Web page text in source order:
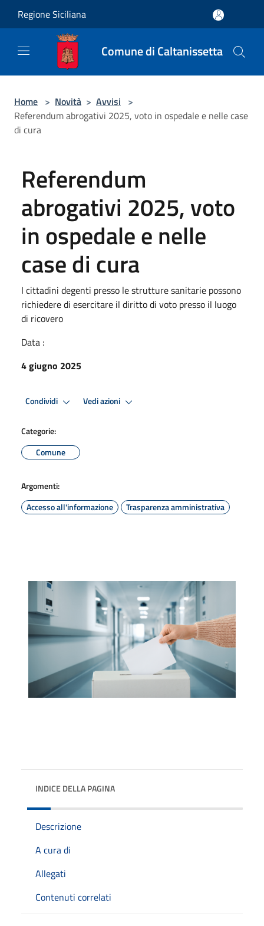
Regione Siciliana
Comune di Caltanissetta
Home > Novità > Avvisi >
Referendum abrogativi 2025, voto in ospedale e nelle case
di cura
Referendum
abrogativi 2025, voto
in ospedale e nelle
case di cura
I cittadini degenti presso le strutture sanitarie possono
richiedere di esercitare il diritto di voto presso il luogo
di ricovero
Data :
4 giugno 2025
Condividi Vedi azioni
Categorie:
Comune
Argomenti:
Accesso all'informazione
Trasparenza amministrativa
INDICE DELLA PAGINA
Descrizione
A cura di
Allegati
Contenuti correlati